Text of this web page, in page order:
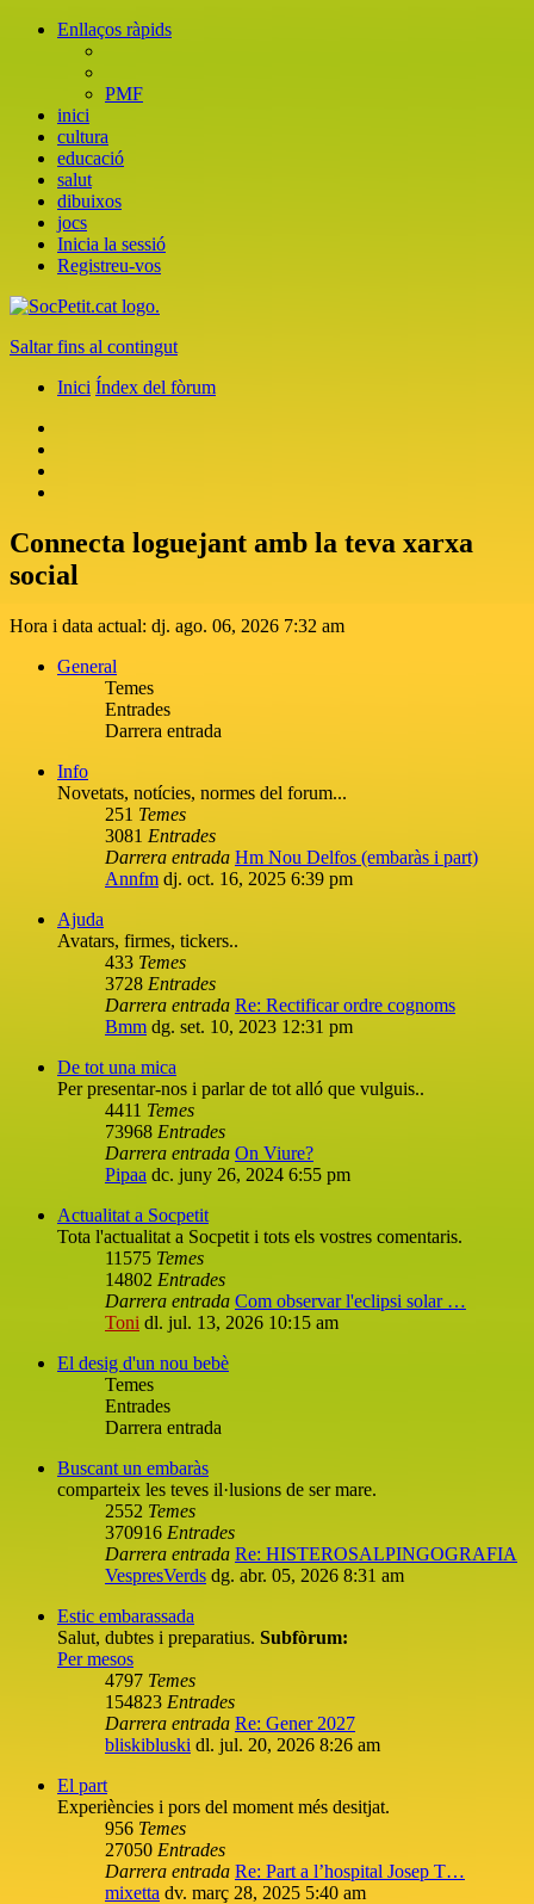
Enllaços ràpids
PMF
inici
cultura
educació
salut
dibuixos
jocs
Inicia la sessió
Registreu-vos
Saltar fins al contingut
Inici Índex del fòrum
Connecta loguejant amb la teva xarxa
social
Hora i data actual: dj. ago. 06, 2026 7:32 am
General
Temes
Entrades
Darrera entrada
Info
Novetats, notícies, normes del forum...
251 Temes
3081 Entrades
Darrera entrada Hm Nou Delfos (embaràs i part)
Annfm dj. oct. 16, 2025 6:39 pm
Ajuda
Avatars, firmes, tickers..
433 Temes
3728 Entrades
Darrera entrada Re: Rectificar ordre cognoms
Bmm dg. set. 10, 2023 12:31 pm
De tot una mica
Per presentar-nos i parlar de tot alló que vulguis..
4411 Temes
73968 Entrades
Darrera entrada On Viure?
Pipaa dc. juny 26, 2024 6:55 pm
Actualitat a Socpetit
Tota l'actualitat a Socpetit i tots els vostres comentaris.
11575 Temes
14802 Entrades
Darrera entrada Com observar l'eclipsi solar …
Toni dl. jul. 13, 2026 10:15 am
El desig d'un nou bebè
Temes
Entrades
Darrera entrada
Buscant un embaràs
comparteix les teves il·lusions de ser mare.
2552 Temes
370916 Entrades
Darrera entrada Re: HISTEROSALPINGOGRAFIA
VespresVerds dg. abr. 05, 2026 8:31 am
Estic embarassada
Salut, dubtes i preparatius. Subfòrum:
Per mesos
4797 Temes
154823 Entrades
Darrera entrada Re: Gener 2027
bliskibluski dl. jul. 20, 2026 8:26 am
El part
Experiències i pors del moment més desitjat.
956 Temes
27050 Entrades
Darrera entrada Re: Part a l’hospital Josep T…
mixetta dv. març 28, 2025 5:40 am